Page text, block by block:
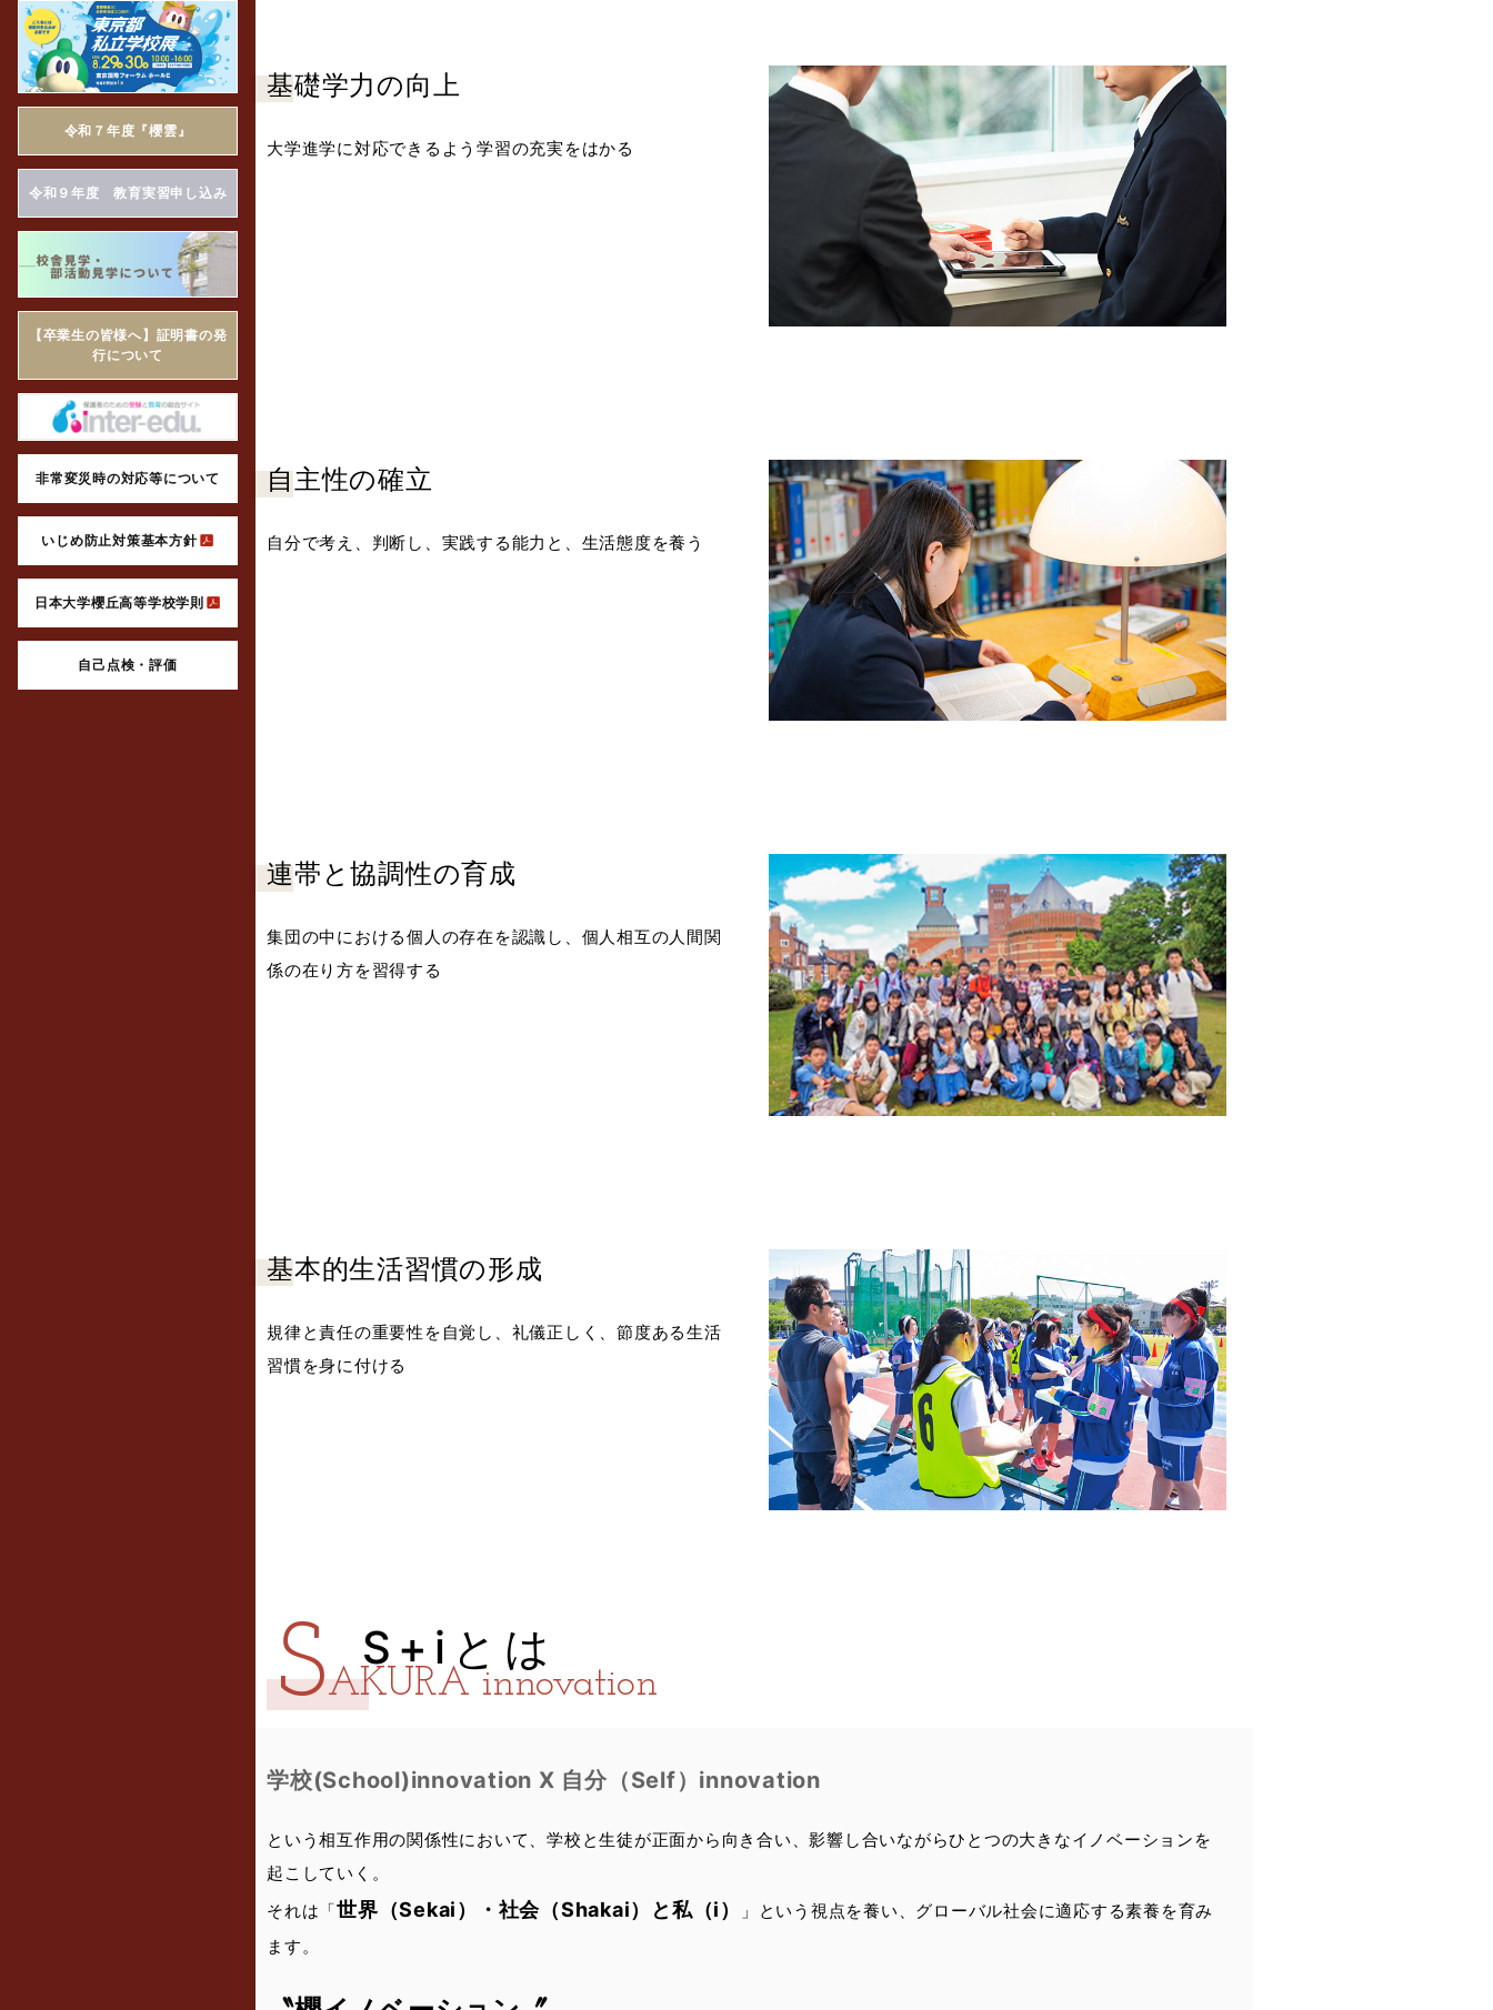
令和７年度『櫻雲』
令和９年度 教育実習申し込み
【卒業生の皆様へ】証明書の発
行について
非常変災時の対応等について
いじめ防止対策基本方針
日本大学櫻丘高等学校学則
自己点検・評価
基礎学力の向上
大学進学に対応できるよう学習の充実をはかる
自主性の確立
自分で考え、判断し、実践する能力と、生活態度を養う
連帯と協調性の育成
集団の中における個人の存在を認識し、個人相互の人間関
係の在り方を習得する
基本的生活習慣の形成
規律と責任の重要性を自覚し、礼儀正しく、節度ある生活
習慣を身に付ける
S+iとは
SAKURA innovation
学校(School)innovation X 自分（Self）innovation
という相互作用の関係性において、学校と生徒が正面から向き合い、影響し合いながらひとつの大きなイノベーションを
起こしていく。
それは「世界（Sekai）・社会（Shakai）と私（i）
」という視点を養い、グローバル社会に適応する素養を育み
ます。